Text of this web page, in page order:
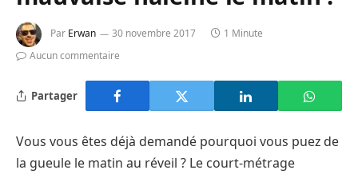
Par Erwan 30 novembre 2017
1 Minute
Aucun commentaire
Partager
Vous vous êtes déjà demandé pourquoi vous puez de
la gueule le matin au réveil ? Le court-métrage